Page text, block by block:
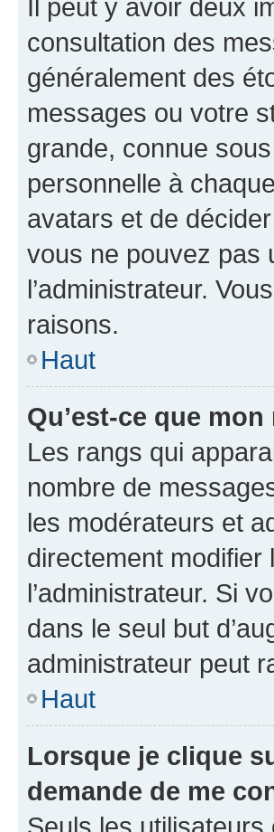
Il peut y avoir deux
consultation des
généralement des
messages ou votre
grande, connue
personnelle à
avatars et de
vous ne pouvez pas
l’administrateur.
raisons.
Haut
Qu’est-ce que
Les rangs qui
nombre de
les modérateurs et
directement modifier
l’administrateur. Si
dans le seul but
administrateur peut
Haut
Lorsque je clique
demande de me